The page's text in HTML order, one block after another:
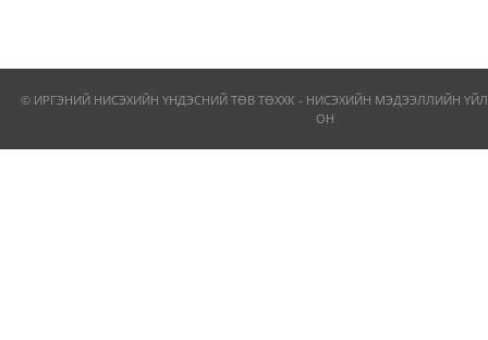
© ИРГЭНИЙ НИСЭХИЙН ҮНДЭСНИЙ ТӨВ ТӨХХК - НИСЭХИЙН МЭДЭЭЛЛИЙН
ОН